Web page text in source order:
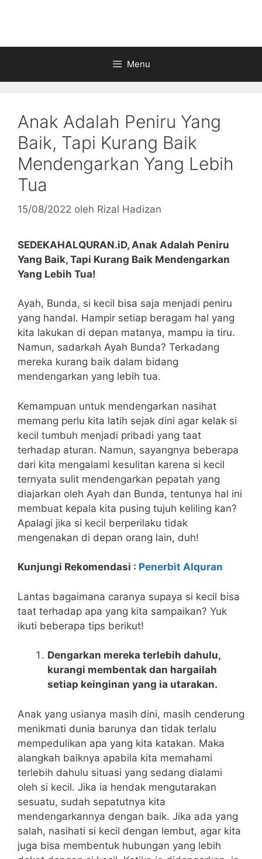
Menu
Anak Adalah Peniru Yang
Baik, Tapi Kurang Baik
Mendengarkan Yang Lebih
Tua
15/08/2022 oleh Rizal Hadizan
SEDEKAHALQURAN.iD, Anak Adalah Peniru
Yang Baik, Tapi Kurang Baik Mendengarkan
Yang Lebih Tua!
Ayah, Bunda, si kecil bisa saja menjadi peniru
yang handal. Hampir setiap beragam hal yang
kita lakukan di depan matanya, mampu ia tiru.
Namun, sadarkah Ayah Bunda? Terkadang
mereka kurang baik dalam bidang
mendengarkan yang lebih tua.
Kemampuan untuk mendengarkan nasihat
memang perlu kita latih sejak dini agar kelak si
kecil tumbuh menjadi pribadi yang taat
terhadap aturan. Namun, sayangnya beberapa
dari kita mengalami kesulitan karena si kecil
ternyata sulit mendengarkan pepatah yang
diajarkan oleh Ayah dan Bunda, tentunya hal ini
membuat kepala kita pusing tujuh keliling kan?
Apalagi jika si kecil berperilaku tidak
mengenakan di depan orang lain, duh!
Kunjungi Rekomendasi : Penerbit Alquran
Lantas bagaimana caranya supaya si kecil bisa
taat terhadap apa yang kita sampaikan? Yuk
ikuti beberapa tips berikut!
Dengarkan mereka terlebih dahulu,
kurangi membentak dan hargailah
setiap keinginan yang ia utarakan.
Anak yang usianya masih dini, masih cenderung
menikmati dunia barunya dan tidak terlalu
mempedulikan apa yang kita katakan. Maka
alangkah baiknya apabila kita memahami
terlebih dahulu situasi yang sedang dialami
oleh si kecil. Jika ia hendak mengutarakan
sesuatu, sudah sepatutnya kita
mendengarkannya dengan baik. Jika ada yang
salah, nasihati si kecil dengan lembut, agar kita
juga bisa membentuk hubungan yang lebih